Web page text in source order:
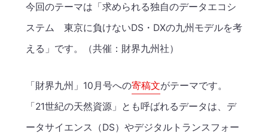
今回のテーマは「求められる独自のデータエコシ
ステム 東京に負けないDS・DXの九州モデルを考
える」です。（共催：財界九州社）
「財界九州」10月号への寄稿文がテーマです。
「21世紀の天然資源」とも呼ばれるデータは、デ
ータサイエンス（DS）やデジタルトランスフォー